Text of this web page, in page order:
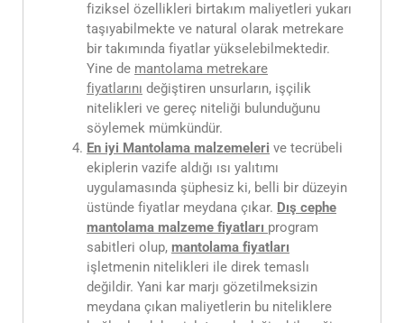
fiziksel özellikleri birtakım maliyetleri yukarı
taşıyabilmekte ve natural olarak metrekare
bir takımında fiyatlar yükselebilmektedir.
Yine de mantolama metrekare
fiyatlarını değiştiren unsurların, işçilik
nitelikleri ve gereç niteliği bulunduğunu
söylemek mümkündür.
En iyi Mantolama malzemeleri ve tecrübeli
ekiplerin vazife aldığı ısı yalıtımı
uygulamasında şüphesiz ki, belli bir düzeyin
üstünde fiyatlar meydana çıkar. Dış cephe
mantolama malzeme fiyatları program
sabitleri olup, mantolama fiyatları
işletmenin nitelikleri ile direk temaslı
değildir. Yani kar marjı gözetilmeksizin
meydana çıkan maliyetlerin bu niteliklere